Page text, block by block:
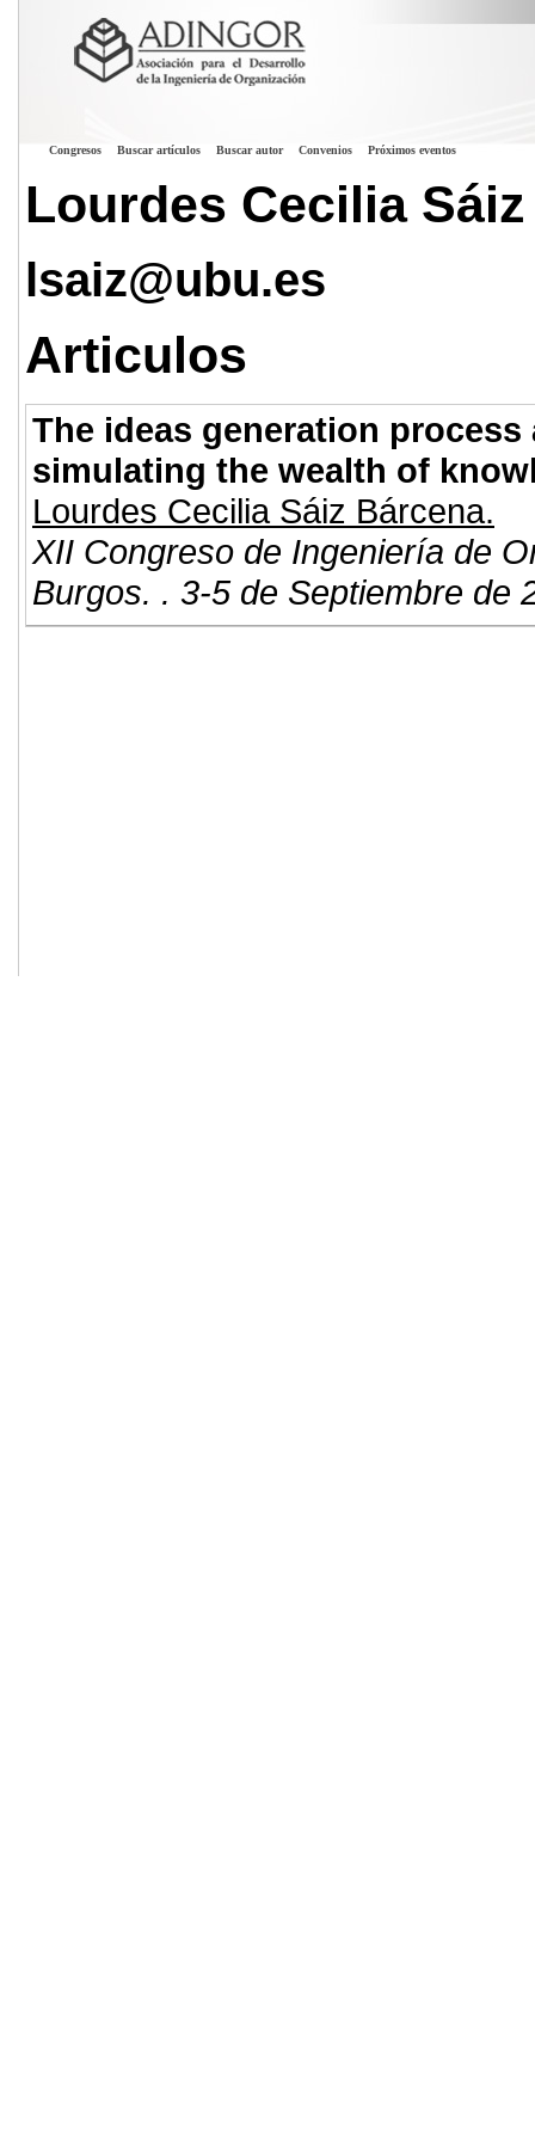
Congresos Buscar artículos Buscar autor Convenios Próximos eventos
Lourdes Cecilia
lsaiz@ubu.es
Articulos
The ideas generation
simulating the wealth of
Lourdes Cecilia Sáiz Bárcena.
XII Congreso de Ingeniería de
Burgos. . 3-5 de Septiembre de